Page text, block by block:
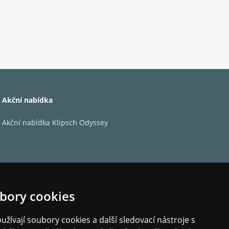
cookies
soubory cookies a další sledovací nástroje s
do děje.
Akční nabídka
Akční nabídka Klipsch Odyssey